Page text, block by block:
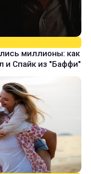
миллионы: как
и Спайк из "Баффи"